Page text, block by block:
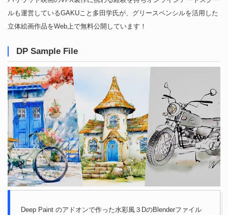
ルも運営しているGAKUこと多田学氏が、グリースペンシルを活用した
立体絵画作品をWeb上で無料公開しています！
DP Sample File
Deep Paint のアドオンで作った水彩風３DのBlenderファイル